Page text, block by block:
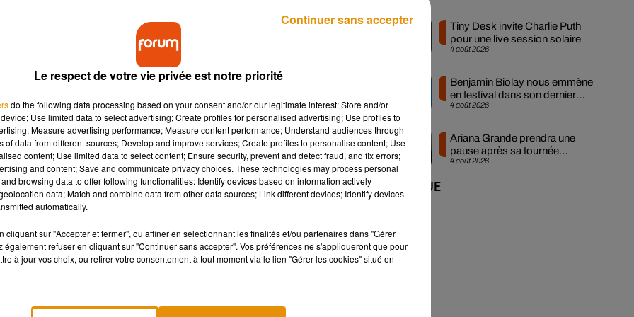
cookies que vous avez exprimé. Si vous souhaitez l'afficher,
en cliquant sur le bouton ci-dessous.
dans cette musique »
l’adolescente de 17 ans.« J’ai écrit cette chanson quand
mal de choses que je rencontre, que ce soit sur les réseaux, avec
»
sans comprendre ce qu’elles ressentent.« Beaucoup de jeunes
Kiona.« J’ai mis ça en chanson. Les paroles ont un message
de puissance, de tout ce que j’ai appris au fur et à
»
4 août 2026
Tiny Desk invite Charlie Puth
pour une live session solaire
4 août 2026
Benjamin Biolay nous emmène
en festival dans son dernier
clip
4 août 2026
Ariana Grande prendra une
pause après sa tournée
mondiale
+ DE MUSIQUE
Le respect de votre vie privée est notre priorité
do the following data processing based on your consent and/or our legitimate interest: Store and/or
Use limited data to select advertising; Create profiles for personalised advertising; Use profiles to
Measure advertising performance; Measure content performance; Understand audiences through
of data from different sources; Develop and improve services; Create profiles to personalise content; Use
content; Use limited data to select content; Ensure security, prevent and detect fraud, and fix errors;
and content; Save and communicate privacy choices. These technologies may process personal
browsing data to offer following functionalities: Identify devices based on information actively
data; Match and combine data from other data sources; Link different devices; Identify devices
automatically.
cliquant sur "Accepter et fermer", ou affiner en sélectionnant les finalités et/ou partenaires dans "Gérer
également refuser en cliquant sur "Continuer sans accepter". Vos préférences ne s'appliqueront que pour
à jour vos choix, ou retirer votre consentement à tout moment via le lien "Gérer les cookies" situé en
Continuer sans accepter